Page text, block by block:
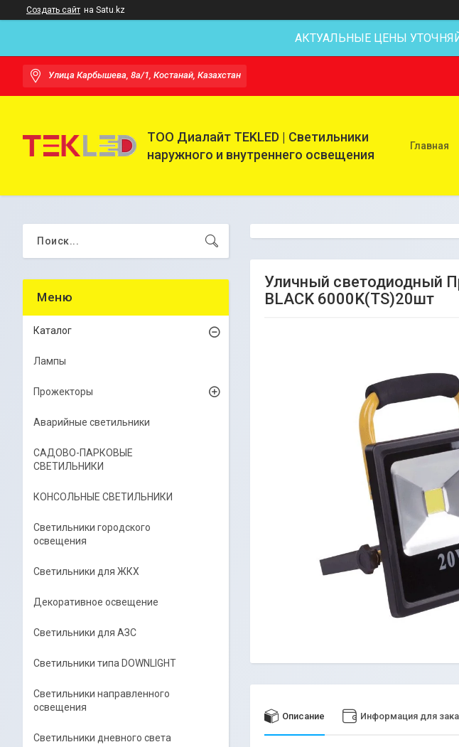
Создать сайт на Satu.kz
АКТУАЛЬНЫЕ ЦЕНЫ
Улица Карбышева, 8а/1, Костанай, Казахстан
ТОО Диалайт TEKLED | Светильники
наружного и внутреннего освещения
Главная
Уличный светодиодный
BLACK 6000K(TS)20шт
Описание Информация для
Каталог
Лампы
Прожекторы
Аварийные светильники
САДОВО-ПАРКОВЫЕ
СВЕТИЛЬНИКИ
КОНСОЛЬНЫЕ СВЕТИЛЬНИКИ
Светильники городского
освещения
Светильники для ЖКХ
Декоративное освещение
Светильники для АЗС
Светильники типа DOWNLIGHT
Светильники направленного
освещения
Светильники дневного света